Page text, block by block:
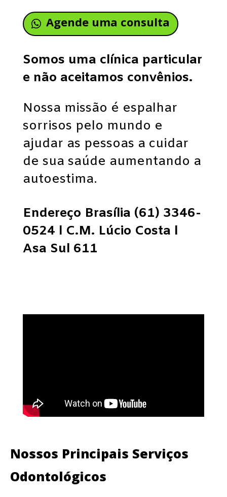
Agende uma consulta
Somos uma clínica particular
e não aceitamos convênios.
Nossa missão é espalhar
sorrisos pelo mundo e
ajudar as pessoas a cuidar
de sua saúde aumentando a
autoestima.
Endereço Brasília (61) 3346-
0524 l C.M. Lúcio Costa l
Asa Sul 611
Nossos Principais Serviços
Odontológicos